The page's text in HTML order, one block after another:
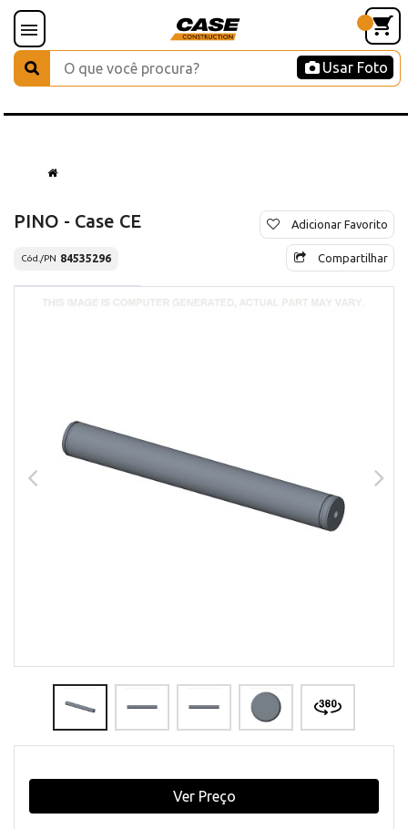
Usar Foto
PINO - Case CE
Cód./PN 84535296
Adicionar Favorito
Compartilhar
Ver Preço